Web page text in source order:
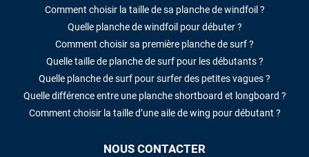
Comment choisir la taille de sa planche de windfoil ?
Quelle planche de windfoil pour débuter ?
Comment choisir sa première planche de surf ?
Quelle taille de planche de surf pour les débutants ?
Quelle planche de surf pour surfer des petites vagues ?
Quelle différence entre une planche shortboard et longboard ?
Comment choisir la taille d’une aile de wing pour débutant ?
NOUS CONTACTER